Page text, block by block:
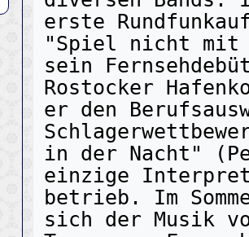
erste
"Spiel nicht mit
sein
Rostocker
er den
in der Nacht"
einzige
betrieb. Im
sich der Musik